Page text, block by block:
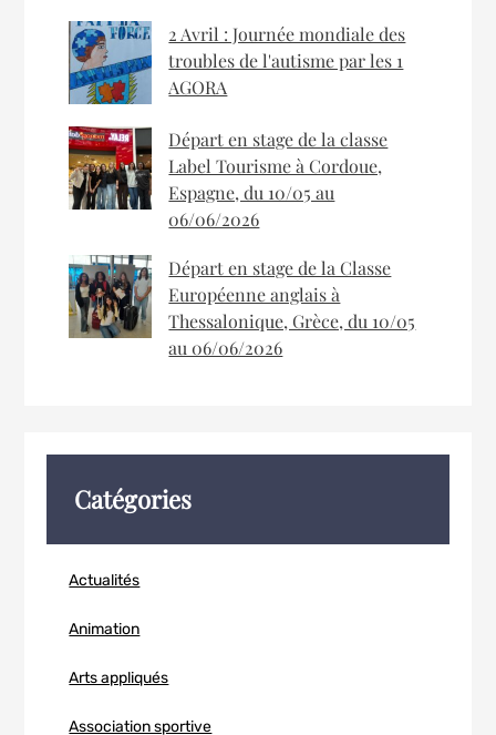
2 Avril : Journée mondiale des
troubles de l'autisme par les 1
AGORA
Départ en stage de la classe
Label Tourisme à Cordoue,
Espagne, du 10/05 au
06/06/2026
Départ en stage de la Classe
Européenne anglais à
Thessalonique, Grèce, du 10/05
au 06/06/2026
Catégories
Actualités
Animation
Arts appliqués
Association sportive